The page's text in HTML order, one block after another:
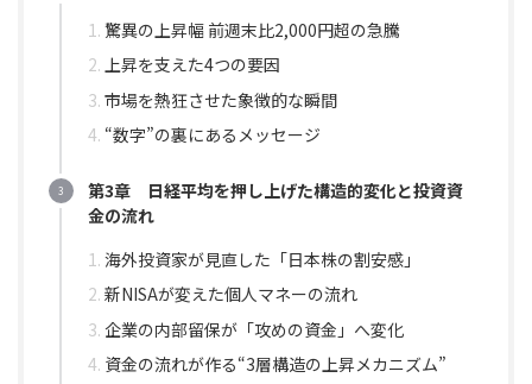
驚異の上昇幅 前週末比2,000円超の急騰
上昇を支えた4つの要因
市場を熱狂させた象徴的な瞬間
“数字”の裏にあるメッセージ
第3章 日経平均を押し上げた構造的変化と投資資
金の流れ
海外投資家が見直した「日本株の割安感」
新NISAが変えた個人マネーの流れ
企業の内部留保が「攻めの資金」へ変化
資金の流れが作る“3層構造の上昇メカニズム”